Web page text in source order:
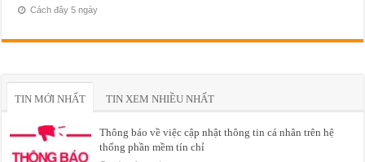
Cách đây 5 ngày
TIN MỚI NHẤT TIN XEM NHIỀU NHẤT
Thông báo về việc cập nhật thông tin cá nhân trên hệ
thống phần mềm tín chỉ